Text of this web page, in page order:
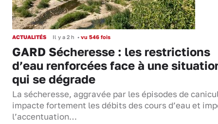
ACTUALITÉS Il y a 2 h • vu 546 fois
GARD Sécheresse : les restrictions
d’eau renforcées face à une
qui se dégrade
La sécheresse, aggravée par les épisodes de
impacte fortement les débits des cours d’eau et
l’accentuation…